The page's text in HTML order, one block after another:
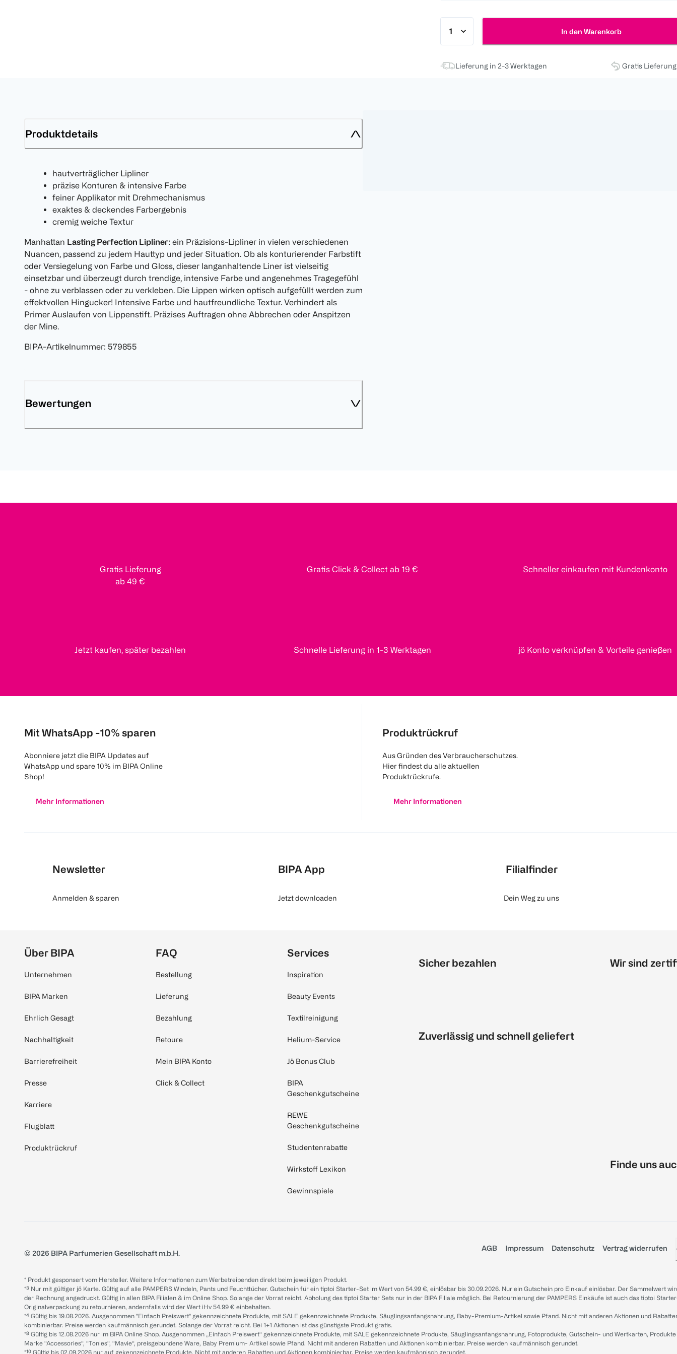
In den Warenkorb
Lieferung in 2-3 Werktagen Gratis
Produktdetails
hautverträglicher Lipliner
präzise Konturen & intensive Farbe
feiner Applikator mit Drehmechanismus
exaktes & deckendes Farbergebnis
cremig weiche Textur
Manhattan Lasting Perfection Lipliner: ein Präzisions-Lipliner in vielen verschiedenen
Nuancen, passend zu jedem Hauttyp und jeder Situation. Ob als konturierender Farbstift
oder Versiegelung von Farbe und Gloss, dieser langanhaltende Liner ist vielseitig
einsetzbar und überzeugt durch trendige, intensive Farbe und angenehmes Tragegefühl
- ohne zu verblassen oder zu verkleben. Die Lippen wirken optisch aufgefüllt werden zum
effektvollen Hingucker! Intensive Farbe und hautfreundliche Textur. Verhindert als
Primer Auslaufen von Lippenstift. Präzises Auftragen ohne Abbrechen oder Anspitzen
der Mine.
BIPA-Artikelnummer: 579855
Bewertungen
Gratis Lieferung
ab 49 €
Gratis Click & Collect ab 19 € Schneller einkaufen mit Kundenkonto
Jetzt kaufen, später bezahlen Schnelle Lieferung in 1-3 Werktagen jö Konto verknüpfen & Vorteile genießen
Mit WhatsApp -10% sparen
Abonniere jetzt die BIPA Updates auf
WhatsApp und spare 10% im BIPA Online
Shop!
Mehr Informationen
Produktrückruf
Aus Gründen des Verbraucherschutzes.
Hier findest du alle aktuellen
Produktrückrufe.
Mehr Informationen
Newsletter
Anmelden & sparen
BIPA App
Jetzt downloaden
Filialfinder
Dein Weg zu uns
Über BIPA
Unternehmen
BIPA Marken
Ehrlich Gesagt
Nachhaltigkeit
Barrierefreiheit
Presse
Karriere
Flugblatt
Produktrückruf
FAQ
Bestellung
Lieferung
Bezahlung
Retoure
Mein BIPA Konto
Click & Collect
Services
Inspiration
Beauty Events
Textilreinigung
Helium-Service
Jö Bonus Club
BIPA
Geschenkgutscheine
REWE
Geschenkgutscheine
Studentenrabatte
Wirkstoff Lexikon
Gewinnspiele
Sicher bezahlen
Zuverlässig und schnell geliefert
Wir sind
Finde uns
© 2026 BIPA Parfumerien Gesellschaft m.b.H.
AGB Impressum Datenschutz Vertrag widerrufen
* Produkt gesponsert vom Hersteller. Weitere Informationen zum Werbetreibenden direkt beim jeweiligen Produkt.
*³ Nur mit gültiger jö Karte. Gültig auf alle PAMPERS Windeln, Pants und Feuchttücher. Gutschein für ein tiptoi Starter-Set im Wert von 54.99 €, einlösbar bis 30.09.2026. Nur ein Gutschein pro Einkauf einlösbar. Der Sammelwert
der Rechnung angedruckt. Gültig in allen BIPA Filialen & im Online Shop. Solange der Vorrat reicht. Abholung des tiptoi Starter Sets nur in der BIPA Filiale möglich. Bei Retournierung der PAMPERS Einkäufe ist auch das tiptoi
Originalverpackung zu retournieren, andernfalls wird der Wert iHv 54.99 € einbehalten.
*⁴ Gültig bis 19.08.2026. Ausgenommen "Einfach Preiswert" gekennzeichnete Produkte, mit SALE gekennzeichnete Produkte, Säuglingsanfangsnahrung, Baby-Premium-Artikel sowie Pfand. Nicht mit anderen Aktionen und
kombinierbar. Preise werden kaufmännisch gerundet. Solange der Vorrat reicht. Bei 1+1 Aktionen ist das günstigste Produkt gratis.
*⁸ Gültig bis 12.08.2026 nur im BIPA Online Shop. Ausgenommen „Einfach Preiswert“ gekennzeichnete Produkte, mit SALE gekennzeichnete Produkte, Säuglingsanfangsnahrung, Fotoprodukte, Gutschein- und Wertkarten,
Marke “Accessories“, “Tonies“, “Mavie“, preisgebundene Ware, Baby Premium- Artikel sowie Pfand. Nicht mit anderen Rabatten und Aktionen kombinierbar. Preise werden kaufmännisch gerundet.
*¹⁰ Gültig bis 02.09.2026 nur auf gekennzeichnete Produkte. Nicht mit anderen Rabatten und Aktionen kombinierbar. Preise werden kaufmännisch gerundet.